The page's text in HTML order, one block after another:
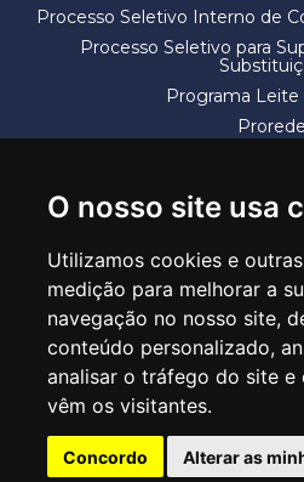
O nosso site usa
Utilizamos cookies e
medição para melhorar a
navegação no nosso site,
conteúdo personalizado,
analisar o tráfego do site e
vêm os visitantes.
Concordo Alterar as
Processo Seletivo Interno de
Processo Seletivo para
Programa Leite
Prorede
SECRETARIA DE
Rua Claudino Barbosa, 313 - Macedo
Central de Atendimento: